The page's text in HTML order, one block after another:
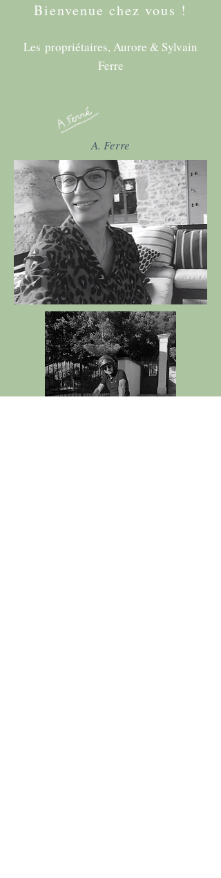
Bienvenue chez vous !
Les propriétaires, Aurore & Sylvain
Ferre
A. Ferre